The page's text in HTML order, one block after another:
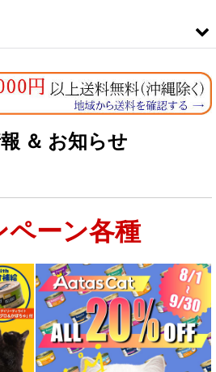
量パック犬用
い用：セット＆大袋ドッグフード
４胃）とは
ド
＆ お知らせ
ペーン各種